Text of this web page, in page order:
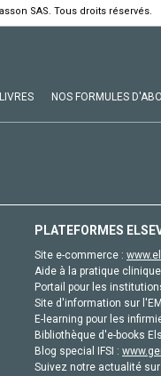
SAS. Tous droits réservés.
LIVRES NOS FORMULES
PLATEFORMES
Site e-commerce :
Aide à la pratique
Portail pour les
Site d'information sur
E-learning pour les
Bibliothèque d'e-books
Blog special IFSI :
Suivez notre actualité